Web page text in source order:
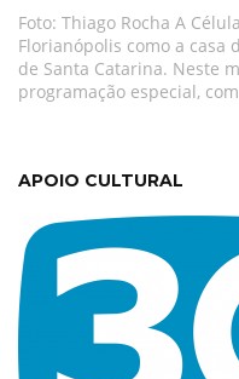
Foto: Thiago Rocha A
Florianópolis como a
de Santa Catarina. Neste
programação especial,
APOIO CULTURAL